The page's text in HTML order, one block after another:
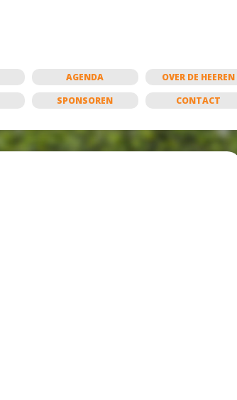
AGENDA
OVER DE HEEREN
SPONSOREN CONTACT